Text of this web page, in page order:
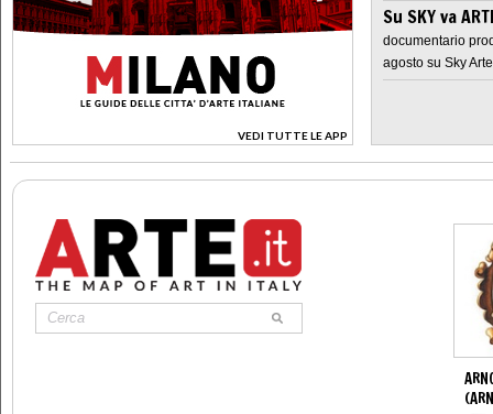
VEDI TUTTE LE APP
>
Su SKY va
documentario
agosto su Sky Arte